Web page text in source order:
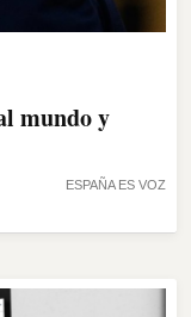
ESPAÑA ES VOZ
mundo y